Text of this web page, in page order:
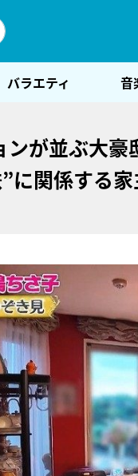
バラエティ 音
が並ぶ大
に関係する